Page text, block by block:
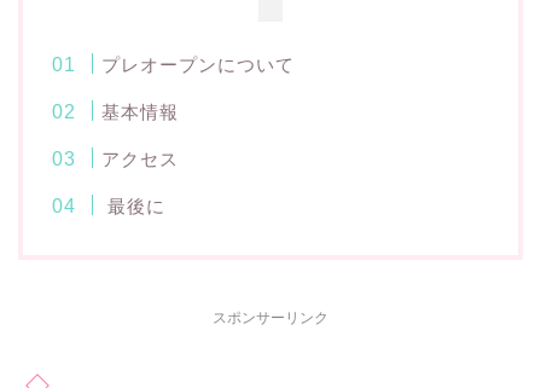
プレオープンについて
基本情報
アクセス
最後に
スポンサーリンク